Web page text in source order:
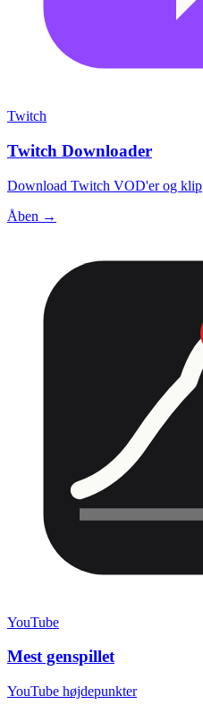
Twitch
Twitch Downloader
Download Twitch VOD'er og klip
Åben →
YouTube
Mest genspillet
YouTube højdepunkter